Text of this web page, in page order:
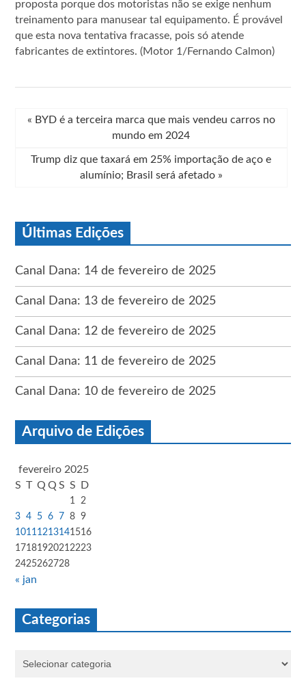
proposta porque dos motoristas não se exige nenhum
treinamento para manusear tal equipamento. É provável
que esta nova tentativa fracasse, pois só atende
fabricantes de extintores. (Motor 1/Fernando Calmon)
« BYD é a terceira marca que mais vendeu carros no
mundo em 2024
Trump diz que taxará em 25% importação de aço e
alumínio; Brasil será afetado »
Últimas Edições
Canal Dana: 14 de fevereiro de 2025
Canal Dana: 13 de fevereiro de 2025
Canal Dana: 12 de fevereiro de 2025
Canal Dana: 11 de fevereiro de 2025
Canal Dana: 10 de fevereiro de 2025
Arquivo de Edições
fevereiro 2025
S T Q Q S S D
1
2
3 4 5 6 7 8 9
1011 1213141516
1718192021 2223
2425262728
« jan
Categorias